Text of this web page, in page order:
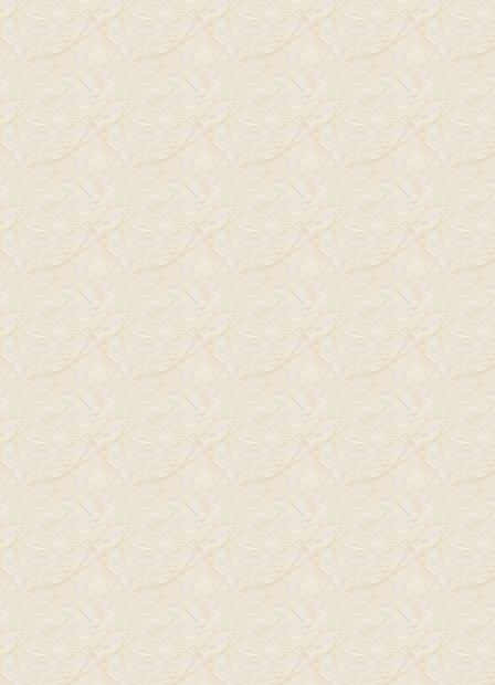
הוא קטן הבקבוק כבד הכל מתהפך ונשפך. יתכן שהתלכלכה
הספה שאנחנו כ"כ מוקירים והשטיח גם הוא שינה מעט מצבעו
שכ"כ התאים לספה. וכמובן אנחנו אוהבים נקי, וכך היה תמיד
לפני שהיגיע החוקר הקטן לעולמינו.
מה האינסטינקט שלנו לצעוק או לא מר בקול " מה עשית" ,
להטיף "ככה לא עושים תראה הכל מלוכלך עכשיו...
זוז הצידה שאמא תנקה".
או לקחת אוויר עמוק.. *נשימה עמוקה נכונה(הסבר בהמשך)
במקרה זה, כלאמר לעודד את הקטן שלנו בהכירנו באומץ לב
הכרוך בניסיון שלו
ותוך כדי ניגוב שולחן לאמר "נסה שוב, אתה וודאי תצליח".
אני זוכרת בגן הילדים כל הזמן את אימא שלי אומרת לי על כל
אימי רצתה להגן שלא יכאב, אבל המאמץ המוגבר הזה להגן
שגם אני חטאתי בו כאמא רק מראה לילד
כמה הוא מוגבל ומגביר את פחדיו מפני סכנה.